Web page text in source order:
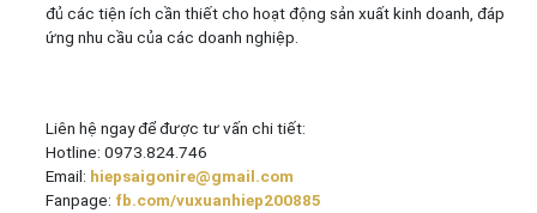
đủ các tiện ích cần thiết cho hoạt động sản xuất kinh doanh, đáp
ứng nhu cầu của các doanh nghiệp.
Liên hệ ngay để được tư vấn chi tiết:
Hotline: 0973.824.746
Email: hiepsaigonire@gmail.com
Fanpage: fb.com/vuxuanhiep200885